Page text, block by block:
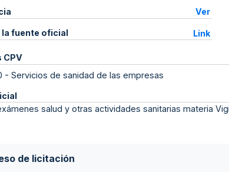
Ver
la fuente oficial Link
CPV
- Servicios de sanidad de las empresas
salud y otras actividades sanitarias materia
de licitación